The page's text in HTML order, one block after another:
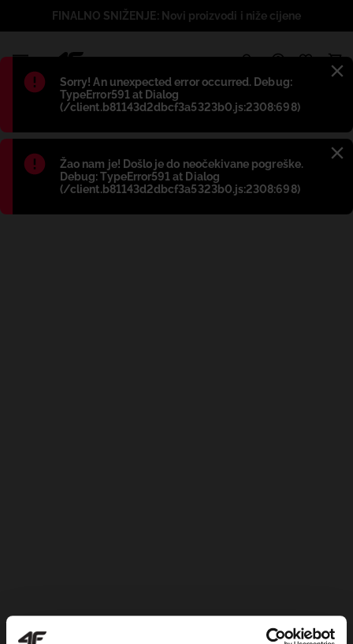
Błąd:
Sorry! An unexpected error occurred. Debug:
TypeError591 at Dialog
(/client.b81143d2dbcf3a5323b0.js:2308:698)
Błąd:
Žao nam je! Došlo je do neočekivane pogreške.
Debug: TypeError591 at Dialog
(/client.b81143d2dbcf3a5323b0.js:2308:698)
FINALNO SNIŽENJE: Novi proizvodi i niže cijene